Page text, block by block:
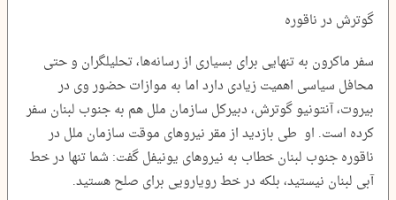
گوترش در ناقوره
سفر ماکرون به تنهایی برای بسیاری از رسانه‌ها، تحلیلگران و حتی
محافل سیاسی اهمیت زیادی دارد اما به موازات حضور وی در
بیروت، آنتونیو گوترش، دبیرکل سازمان ملل هم به جنوب لبنان سفر
کرده است. او طی بازدید از مقر نیروهای موقت سازمان ملل در
ناقوره جنوب لبنان خطاب به نیروهای یونیفل گفت: شما تنها در خط
آبی لبنان نیستید، بلکه در خط رویارویی برای صلح هستید.